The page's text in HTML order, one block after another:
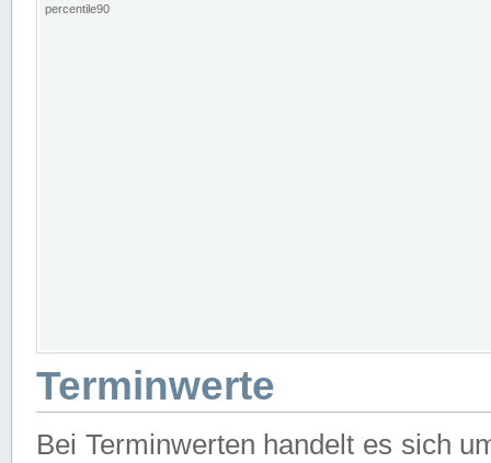
percentile90
Terminwerte
Bei Terminwerten handelt es sich